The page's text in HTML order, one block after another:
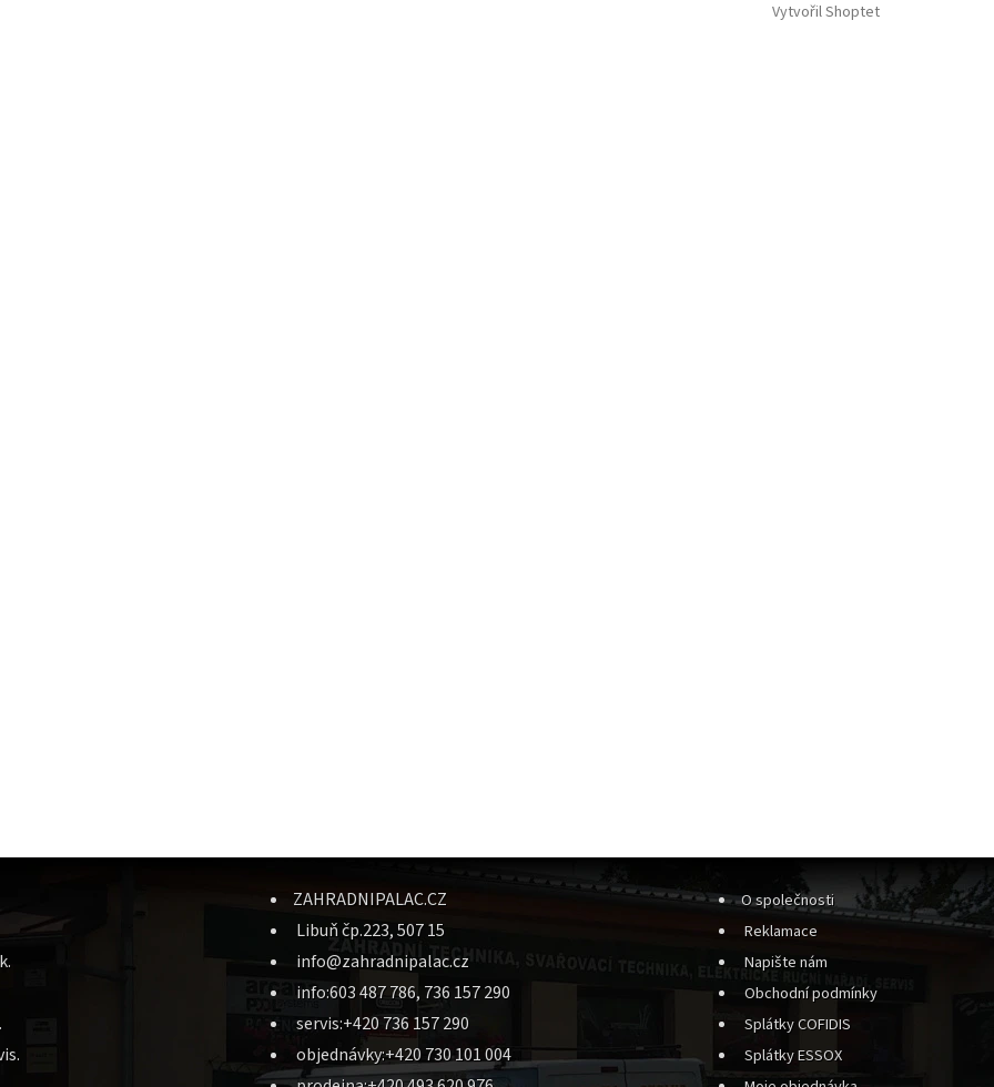
Vytvořil Shoptet
ZAHRADNIPALAC.CZ
Libuň čp.223, 507 15
info@zahradnipalac.cz
info:603 487 786, 736 157 290
servis:+420 736 157 290
objednávky:+420 730 101 004
O společnosti
Reklamace
Napište nám
Obchodní podmínky
Splátky COFIDIS
Splátky ESSOX